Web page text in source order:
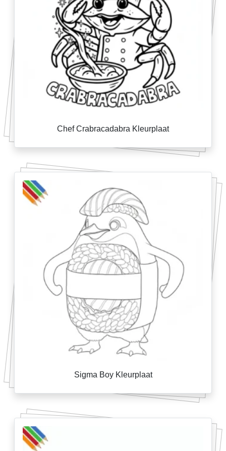
Chef Crabracadabra Kleurplaat
Sigma Boy Kleurplaat